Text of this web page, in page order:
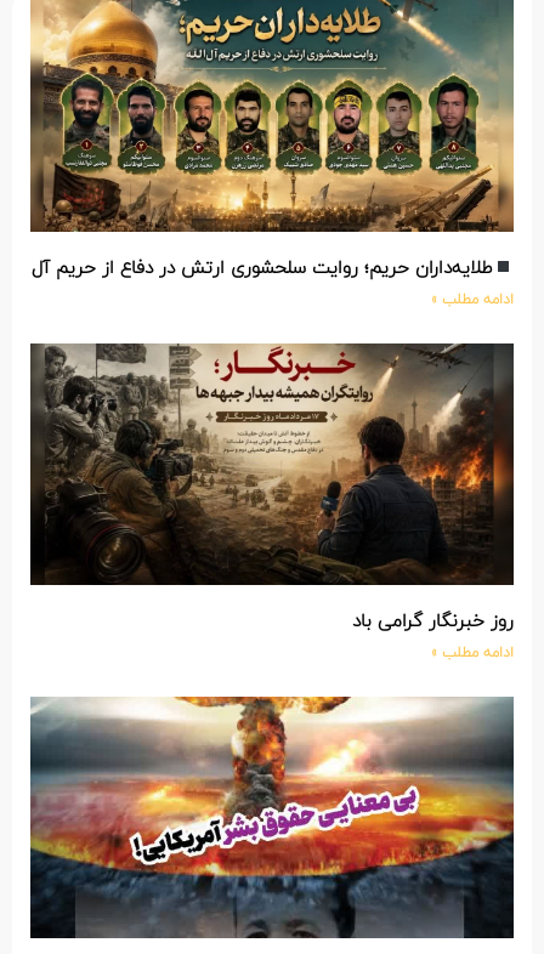
طلایه‌داران حریم؛ روایت سلحشوری ارتش در دفاع از حریم آل‌الله
ادامه مطلب »
روز خبرنگار گرامی باد
ادامه مطلب »